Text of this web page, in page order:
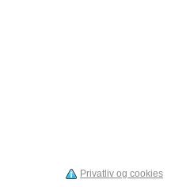
Privatliv og cookies